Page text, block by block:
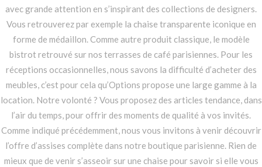
avec grande attention en s’inspirant des collections de designers.
Vous retrouverez par exemple la chaise transparente iconique en
forme de médaillon. Comme autre produit classique, le modèle
bistrot retrouvé sur nos terrasses de café parisiennes. Pour les
réceptions occasionnelles, nous savons la difficulté d’acheter des
meubles, c’est pour cela qu’Options propose une large gamme à la
location. Notre volonté ? Vous proposez des articles tendance, dans
l’air du temps, pour offrir des moments de qualité à vos invités.
Comme indiqué précédemment, nous vous invitons à venir découvrir
l’offre d’assises complète dans notre boutique parisienne. Rien de
mieux que de venir s’asseoir sur une chaise pour savoir si elle vous